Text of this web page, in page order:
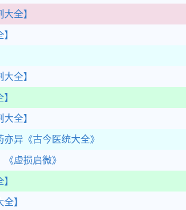
大全】
大全】
大全】
亦异 《古今医统大全》
《虚损启微》
全】